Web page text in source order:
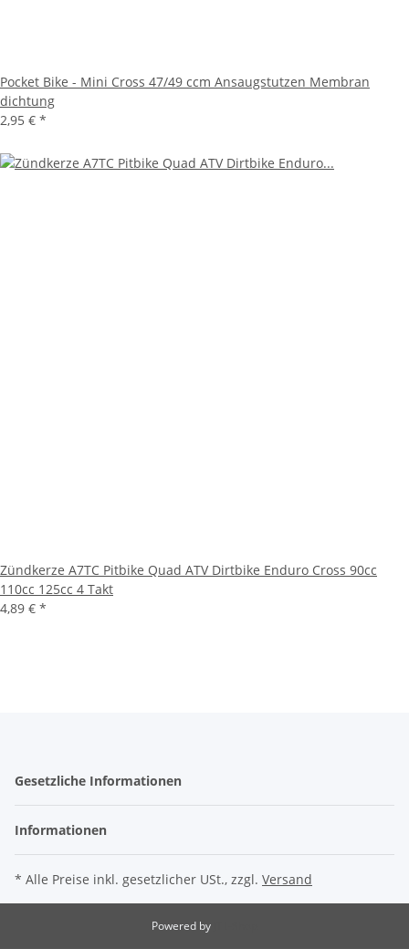
Pocket Bike - Mini Cross 47/49 ccm Ansaugstutzen Membran
dichtung
2,95 € *
Zündkerze A7TC Pitbike Quad ATV Dirtbike Enduro Cross 90cc
110cc 125cc 4 Takt
4,89 € *
Gesetzliche Informationen
Informationen
* Alle Preise inkl. gesetzlicher USt., zzgl. Versand
Powered by